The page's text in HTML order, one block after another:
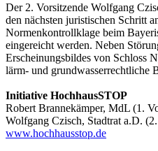
Der 2. Vorsitzende Wolfgang
den nächsten juristischen Schritt
Normenkontrollklage beim
eingereicht werden. Neben
Erscheinungsbildes von Schloss
lärm- und grundwasserrechtliche
Initiative HochhausSTOP
Robert Brannekämper, MdL (1.
Wolfgang Czisch, Stadtrat a.D.
www.hochhausstop.de